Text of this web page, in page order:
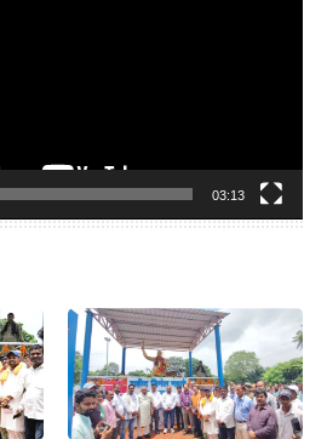
03:13